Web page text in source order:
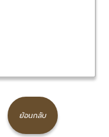
ย้อนกลับ